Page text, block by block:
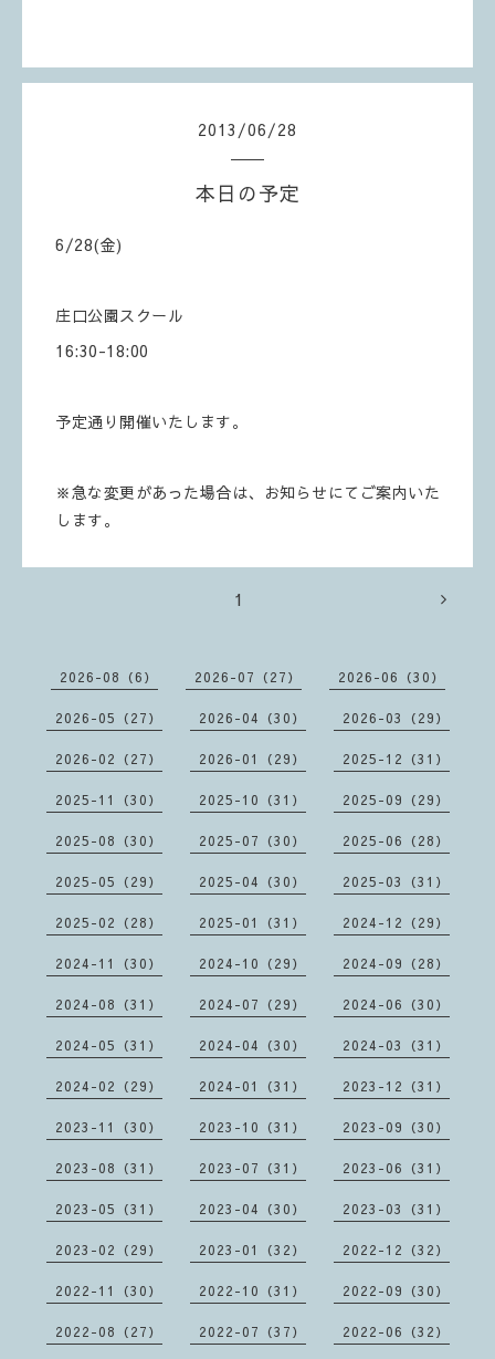
2013 /06/28
本日の予定
6/28(金)
庄口公園スクール
16:30-18:00
予定通り開催いたします。
※急な変更があった場合は、お知らせにてご案内いた
します。
1
2026-08（6） 2026-07（27） 2026-06（30）
2026-05（27） 2026-04（30） 2026-03（29）
2026-02（27） 2026-01（29） 2025-12（31）
2025-11（30） 2025-10（31） 2025-09（29）
2025-08（30） 2025-07（30） 2025-06（28）
2025-05（29） 2025-04（30） 2025-03（31）
2025-02（28） 2025-01（31） 2024-12（29）
2024-11（30） 2024-10（29） 2024-09（28）
2024-08（31） 2024-07（29） 2024-06（30）
2024-05（31） 2024-04（30） 2024-03（31）
2024-02（29） 2024-01（31） 2023-12（31）
2023-11（30） 2023-10（31） 2023-09（30）
2023-08（31） 2023-07（31） 2023-06（31）
2023-05（31） 2023-04（30） 2023-03（31）
2023-02（29） 2023-01（32） 2022-12（32）
2022-11（30） 2022-10（31） 2022-09（30）
2022-08（27） 2022-07（37） 2022-06（32）